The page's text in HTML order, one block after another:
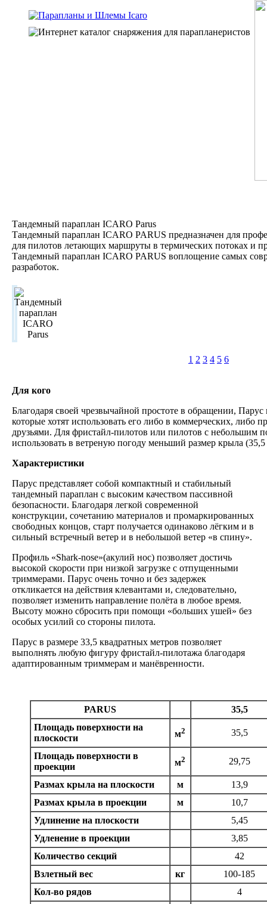
Тандемный параплан ICARO Parus
Тандемный параплан ICARO PARUS предназначен для
для пилотов летающих маршруты в термических потоках и
Тандемный параплан ICARO PARUS воплощение самых
разработок.
1 2 3 4 5 6
Для кого
Благодаря своей чрезвычайной простоте в обращении, Парус
которые хотят использовать его либо в коммерческих, либо
друзьями. Для фристайл-пилотов или пилотов с небольшим
использовать в ветреную погоду меньший размер крыла (35,5
Характеристики
Парус представляет собой компактный и стабильный
тандемный параплан с высоким качеством пассивной
безопасности. Благодаря легкой современной
конструкции, сочетанию материалов и промаркированных
свободных концов, старт получается одинаково лёгким и в
сильный встречный ветер и в небольшой ветер «в спину».
Профиль «Shark-nose»(акулий нос) позволяет достичь
высокой скорости при низкой загрузке с отпущенными
триммерами. Парус очень точно и без задержек
откликается на действия клевантами и, следовательно,
позволяет изменить направление полёта в любое время.
Высоту можно сбросить при помощи «больших ушей» без
особых усилий со стороны пилота.
Парус в размере 33,5 квадратных метров позволяет
выполнять любую фигуру фристайл-пилотажа благодаря
адаптированным триммерам и манёвренности.
PARUS
35,5
Площадь поверхности на
плоскости
м2 35,5
Площадь поверхности в
проекции
м2 29,75
Размах крыла на плоскости м
13,9
Размах крыла в проекции
м
10,7
Удлинение на плоскости
5,45
Удленение в проекции
3,85
Количество секций
42
Взлетный вес
кг
100-185
Кол-во рядов
4